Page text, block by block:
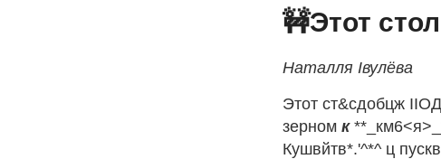
🚧Этот
Наталля Івулёва
Этот ст&сдобцж
зерном к
Кушвйтв*.'^*^ ц